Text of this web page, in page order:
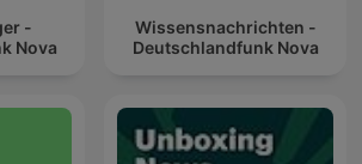
-
Nova
Wissensnachrichten -
Deutschlandfunk Nova